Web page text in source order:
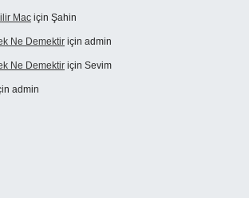
Mac için Şahin
Ne Demektir için admin
Ne Demektir için Sevim
admin